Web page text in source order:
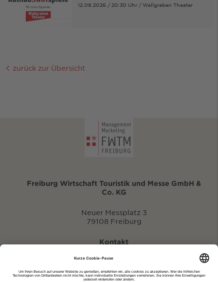
12.08.2026 / 20:30 Uhr / Wallgraben Theater
zurück zur Übersicht
Freiburg Wirtschaft Touristik und Messe GmbH &
Co. KG
Neuer Messplatz 3
79108 Freiburg
Kontakt
eventportal@fwtm.de